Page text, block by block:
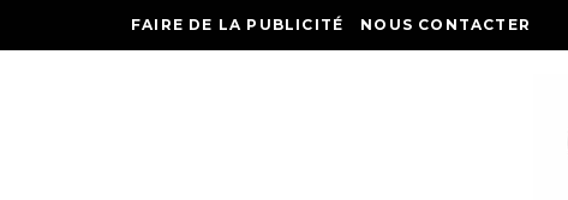
FAIRE DE LA PUBLICITÉ NOUS CONTACTER